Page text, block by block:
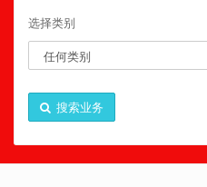
选择类别
搜索业务